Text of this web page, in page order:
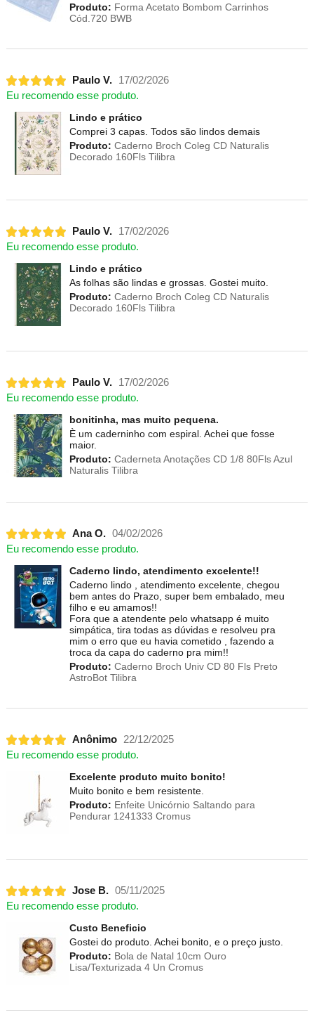
Produto: Forma Acetato Bombom Carrinhos
Cód.720 BWB
Paulo V.
17/02/2026
Eu recomendo esse produto.
Lindo e prático
Comprei 3 capas. Todos são lindos demais
Produto: Caderno Broch Coleg CD Naturalis
Decorado 160Fls Tilibra
Paulo V.
17/02/2026
Eu recomendo esse produto.
Lindo e prático
As folhas são lindas e grossas. Gostei muito.
Produto: Caderno Broch Coleg CD Naturalis
Decorado 160Fls Tilibra
Paulo V.
17/02/2026
Eu recomendo esse produto.
bonitinha, mas muito pequena.
È um caderninho com espiral. Achei que fosse
maior.
Produto: Caderneta Anotações CD 1/8 80Fls Azul
Naturalis Tilibra
Ana O. 04/02/2026
Eu recomendo esse produto.
Caderno lindo, atendimento excelente!!
Caderno lindo , atendimento excelente, chegou
bem antes do Prazo, super bem embalado, meu
filho e eu amamos!!
Fora que a atendente pelo whatsapp é muito
simpática, tira todas as dúvidas e resolveu pra
mim o erro que eu havia cometido , fazendo a
troca da capa do caderno pra mim!!
Produto: Caderno Broch Univ CD 80 Fls Preto
AstroBot Tilibra
Anônimo 22/12/2025
Eu recomendo esse produto.
Excelente produto muito bonito!
Muito bonito e bem resistente.
Produto: Enfeite Unicórnio Saltando para
Pendurar 1241333 Cromus
Jose B. 05/11/2025
Eu recomendo esse produto.
Custo Beneficio
Gostei do produto. Achei bonito, e o preço justo.
Produto: Bola de Natal 10cm Ouro
Lisa/Texturizada 4 Un Cromus